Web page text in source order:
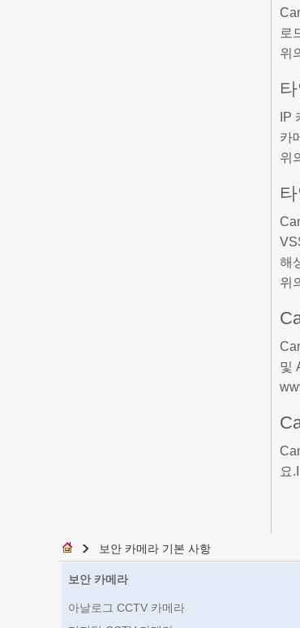
로
위
IP
카
위
해
위
및
요
보안 카메라 기본 사항
보안 카메라
아날로그 CCTV 카메라